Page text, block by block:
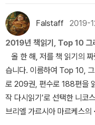
고 산책을 한다는 핑계로, 차
위해 아파트를 나서다 때마
고 만다. 하필이면 비까지 주
겨가던 산책길이 아니라서
티고 있는 개를 질질 끌며 드
적으로 다이얼을 돌리자 익
은 서둘러 그녀의 이름을 부
“셔먼, 거기서 뭐해.” 아이
람들에 대해 깊은 애정(때로
을 가지고 묘사하고 있다. -
책꽂이에는 그들이 읽다가
놓여 있다. 모두들 다 읽은 책
가지고 가는 것이다. [그리
니코스 카잔차키스 지음 /
타 섬)그리고 신초사에서 보
피 엔드](안자이 미즈마루,
게 많은 책들 중에 일본어로
Falstaff 2019-
2019년 책읽기, Top 10 그
올 한 해, 저를 책 읽기의
습니다. 이름하여 Top 10,
로 209권, 편수로 188편을
작 다시읽기’로 선택한 니코
브리엘 가르시아 마르케스